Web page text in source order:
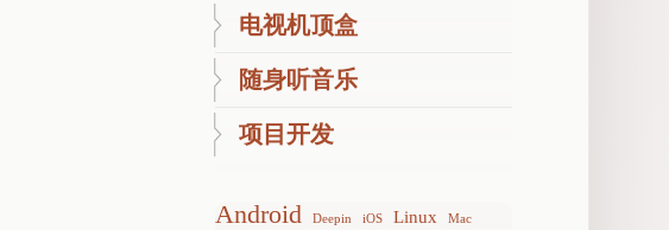
电视机顶盒
随身听音乐
项目开发
Android Deepin iOS Linux Mac